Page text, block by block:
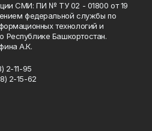
СМИ: ПИ № ТУ 02 - 01800 от 19
федеральной службы по
технологий и
Республике Башкортостан.
А.К.
2-11-95
2-15-62